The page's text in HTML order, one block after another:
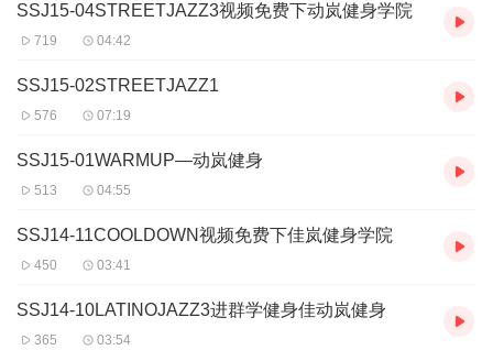
SSJ15-04STREETJAZZ3视频免费下动岚健身学院
719 04:42
SSJ15-02STREETJAZZ1
576 07:19
SSJ15-01WARMUP—动岚健身
513 04:55
SSJ14-11COOLDOWN视频免费下佳岚健身学院
450 03:41
SSJ14-10LATINOJAZZ3进群学健身佳动岚健身
365 03:54